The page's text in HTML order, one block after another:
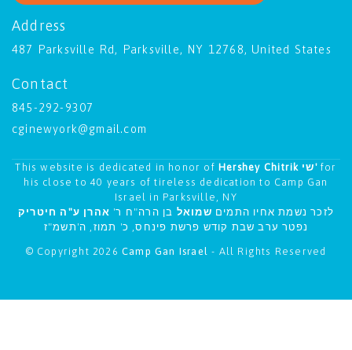
Address
487 Parksville Rd, Parksville, NY 12768, United States
Contact
845-292-9307
cginewyork@gmail.com
This website is dedicated in honor of Hershey Chitrik שי' for
his close to 40 years of tireless dedication to Camp Gan
Israel in Parksville, NY
לזכר נשמת אחיו התמים שמואל בן הרה"ח ר' אהרן ע"ה חיטריק
נפטר ערב שבת קודש פרשת פינחס, כ' תמוז, ה'תשמ"ז
© Copyright 2026 Camp Gan Israel- All Rights Reserved